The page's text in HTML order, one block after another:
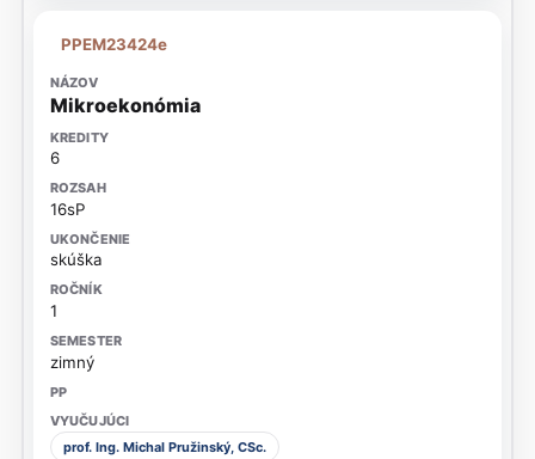
PPEM23424e
Mikroekonómia
6
16sP
skúška
1
zimný
prof. Ing. Michal Pružinský, CSc.